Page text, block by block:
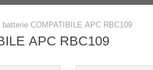
COMPATIBILE APC RBC109
APC RBC109